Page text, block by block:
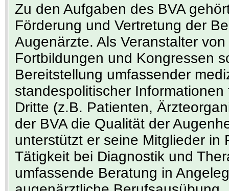
Zu den Aufgaben des BVA
Förderung und Vertretung der
Augenärzte. Als Veranstalter
Fortbildungen und Kongressen
Bereitstellung umfassender
standespolitischer
Dritte (z.B. Patienten,
der BVA die Qualität der
unterstützt er seine Mitglieder in
Tätigkeit bei Diagnostik und
umfassende Beratung in